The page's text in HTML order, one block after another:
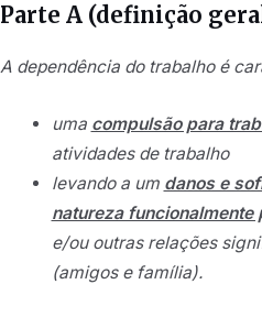
Parte A (definição
A dependência do trabalho é
uma compulsão para
atividades de trabalho
levando a um danos e
natureza funcionalmente
e/ou outras relações
(amigos e família).